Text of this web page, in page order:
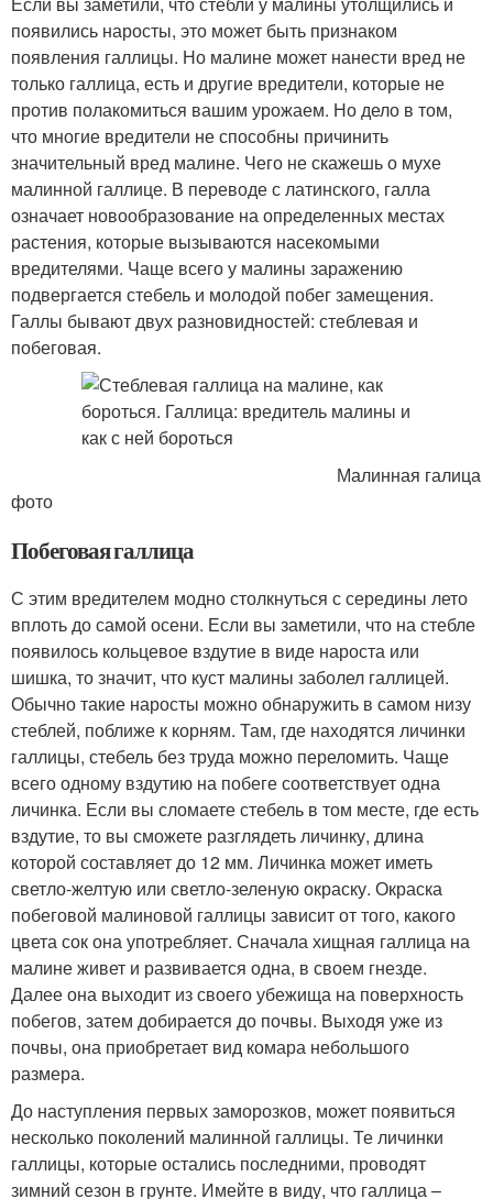
появились наросты, это может быть признаком
появления галлицы. Но малине может нанести вред не
только галлица, есть и другие вредители, которые не
против полакомиться вашим урожаем. Но дело в том,
что многие вредители не способны причинить
значительный вред малине. Чего не скажешь о мухе
малинной галлице. В переводе с латинского, галла
означает новообразование на определенных местах
растения, которые вызываются насекомыми
вредителями. Чаще всего у малины заражению
подвергается стебель и молодой побег замещения.
Галлы бывают двух разновидностей: стеблевая и
побеговая.
Малинная галица
фото
Побеговая галлица
С этим вредителем модно столкнуться с середины лето
вплоть до самой осени. Если вы заметили, что на стебле
появилось кольцевое вздутие в виде нароста или
шишка, то значит, что куст малины заболел галлицей.
Обычно такие наросты можно обнаружить в самом низу
стеблей, поближе к корням. Там, где находятся личинки
галлицы, стебель без труда можно переломить. Чаще
всего одному вздутию на побеге соответствует одна
личинка. Если вы сломаете стебель в том месте, где есть
вздутие, то вы сможете разглядеть личинку, длина
которой составляет до 12 мм. Личинка может иметь
светло-желтую или светло-зеленую окраску. Окраска
побеговой малиновой галлицы зависит от того, какого
цвета сок она употребляет. Сначала хищная галлица на
малине живет и развивается одна, в своем гнезде.
Далее она выходит из своего убежища на поверхность
побегов, затем добирается до почвы. Выходя уже из
почвы, она приобретает вид комара небольшого
размера.
До наступления первых заморозков, может появиться
несколько поколений малинной галлицы. Те личинки
галлицы, которые остались последними, проводят
зимний сезон в грунте. Имейте в виду, что галлица –